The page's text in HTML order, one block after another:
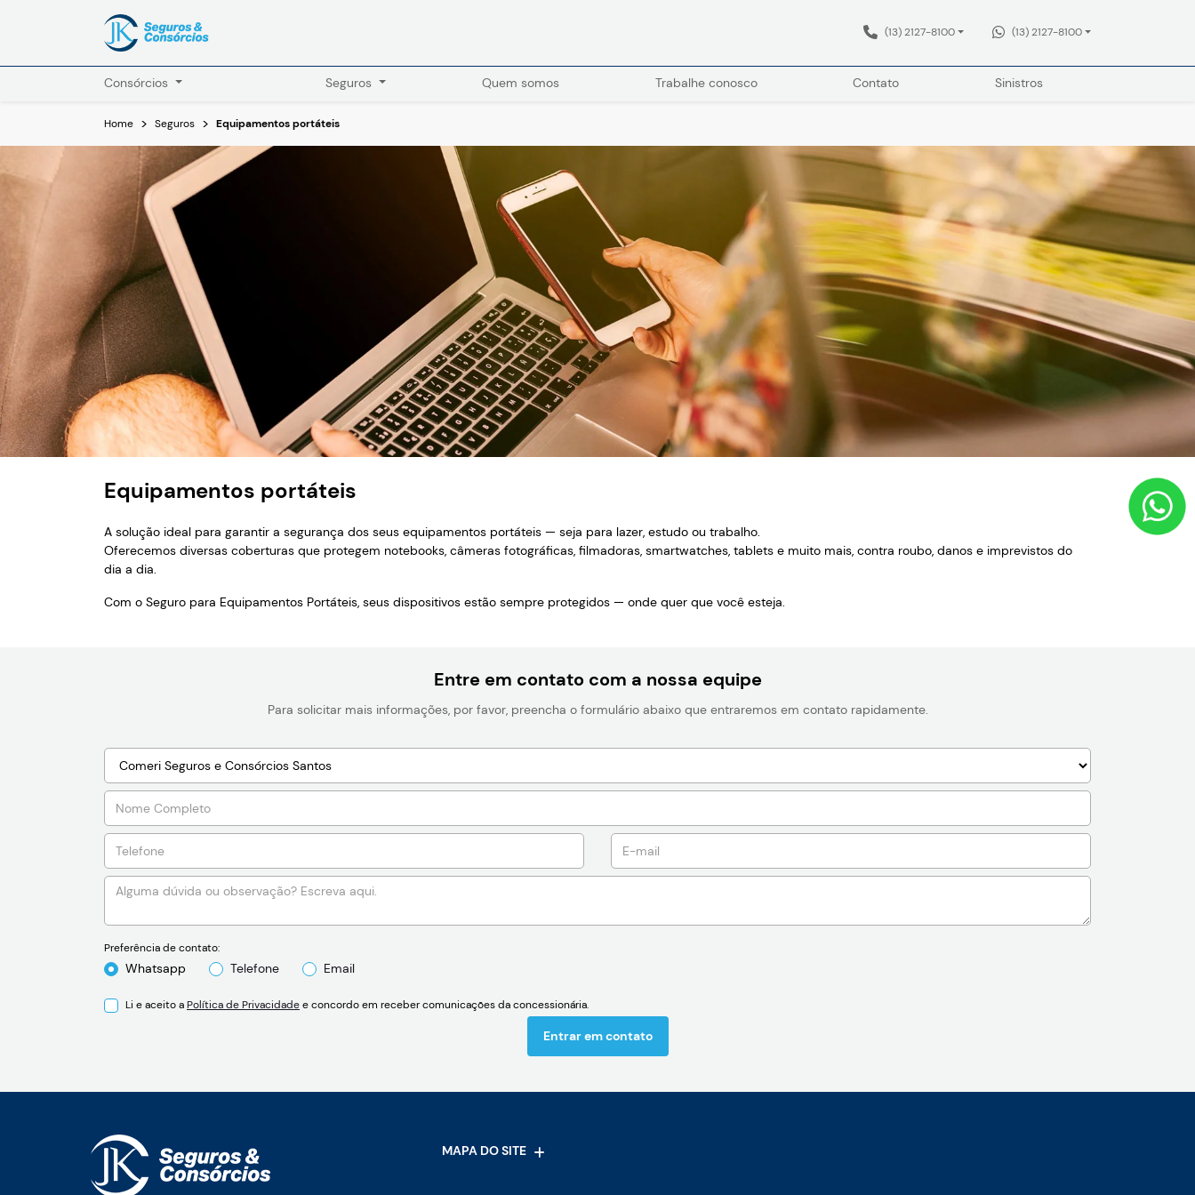
(13) 2127-8100 (13) 2127-8100
Consórcios Seguros Quem somos Trabalhe conosco Contato Sinistros
Home Seguros Equipamentos portáteis
Equipamentos portáteis
A solução ideal para garantir a segurança dos seus equipamentos portáteis — seja para lazer, estudo ou trabalho.
Oferecemos diversas coberturas que protegem notebooks, câmeras fotográficas, filmadoras, smartwatches, tablets e muito mais, contra roubo, danos e imprevistos do
dia a dia.
Com o Seguro para Equipamentos Portáteis, seus dispositivos estão sempre protegidos — onde quer que você esteja.
Entre em contato com a nossa equipe
Para solicitar mais informações, por favor, preencha o formulário abaixo que entraremos em contato rapidamente.
Preferência de contato:
Whatsapp Telefone Email
Li e aceito aPolítica de Privacidadee concordo em receber comunicações da concessionária.
Entrar em contato
MAPA DO SITE